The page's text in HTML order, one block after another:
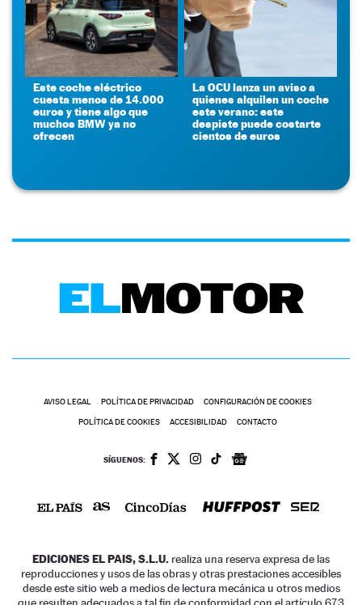
Este coche eléctrico
cuesta menos de 14.000
euros y tiene algo que
muchos BMW ya no
ofrecen
La OCU lanza un aviso a
quienes alquilen un coche
este verano: este
despiste puede costarte
cientos de euros
AVISO LEGAL POLÍTICA DE PRIVACIDAD CONFIGURACIÓN DE COOKIES
POLÍTICA DE COOKIES ACCESIBILIDAD CONTACTO
SÍGUENOS:
EDICIONES EL PAIS, S.L.U. realiza una reserva expresa de las
reproducciones y usos de las obras y otras prestaciones accesibles
desde este sitio web a medios de lectura mecánica u otros medios